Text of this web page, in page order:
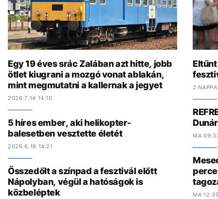
Egy 19 éves srác Zalában azt hitte, jobb
ötlet kiugrani a mozgó vonat ablakán,
mint megmutatni a kallernak a jegyet
2026.7.14 14:10
5 híres ember, aki helikopter-
balesetben vesztette életét
2026.6.18 14:21
Összedőlt a színpad a fesztivál előtt
Nápolyban, végül a hatóságok is
közbeléptek
2
MA
MA